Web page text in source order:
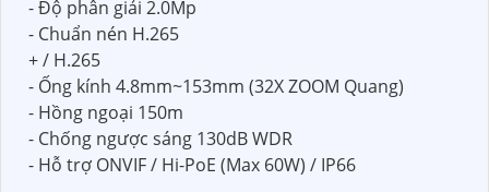
- Độ phân giải 2.0Mp
- Chuẩn nén H.265
+ / H.265
- Ống kính 4.8mm~153mm (32X ZOOM Quang)
- Hồng ngoại 150m
- Chống ngược sáng 130dB WDR
- Hỗ trợ ONVIF / Hi-PoE (Max 60W) / IP66